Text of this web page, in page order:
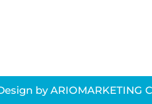
by ARIOMARKETING